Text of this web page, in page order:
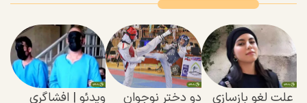
علت لغو بازسازی
دو دختر نوجوان
ویدئو | افشاگری